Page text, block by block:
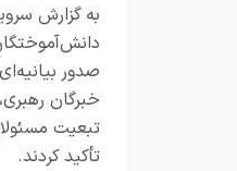
به گزارش
صدور
خبرگان
تبعیت
تأکید کردند.